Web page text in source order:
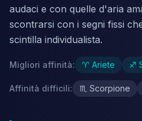
audaci e con quelle d'aria
scontrarsi con i segni fissi
scintilla individualista.
Migliori affinità: ♈ Ariete ♐
Affinità difficili: ♏ Scorpione